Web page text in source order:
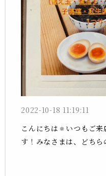
2022-10-18 11:19:11
こんにちは🔅いつもご
す！みなさまは、どち